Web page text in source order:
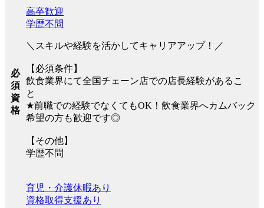
必
須
資
格
高卒歓迎
学歴不問
＼スキルや経験を活かしてキャリアアップ！／
【必須条件】
飲食業界にて全国チェーン店での店長経験があるこ
と
★前職での経験でなくてもOK！飲食業界へカムバック
希望の方も歓迎です◎
【その他】
学歴不問
育児・介護休暇あり
資格取得支援あり